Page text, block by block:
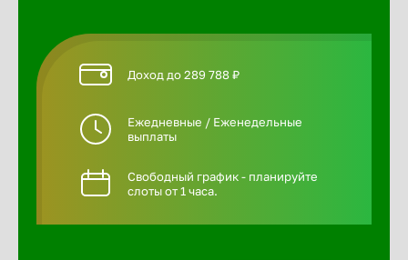
Доход до 289 788 ₽
Ежедневные / Еженедельные
выплаты
Свободный график - планируйте
слоты от 1 часа.